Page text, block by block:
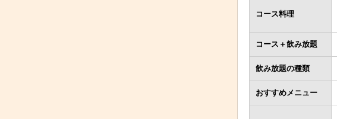
コース料理
コース＋飲み放題
飲み放題の種類
おすすめメニュー